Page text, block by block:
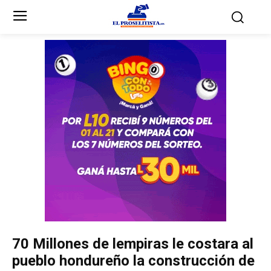
Partidos Políticos
Partido Liberal
Unificación Democrática
Anticorrupción
Partidos Políticos
Partido Liberal
Unificación Democrática
Anticorrupción
70 Millones de lempiras le costara al
pueblo hondureño la construcción de